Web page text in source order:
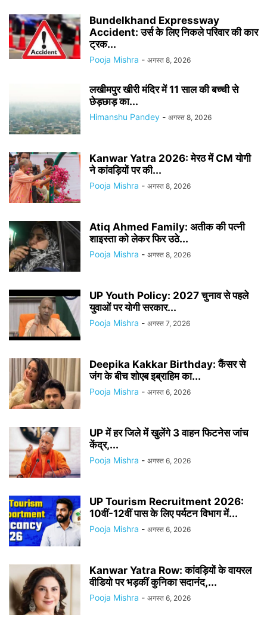
Bundelkhand Expressway
Accident: उर्स के लिए निकले परिवार की कार
ट्रक...
Pooja Mishra - अगस्त 8, 2026
लखीमपुर खीरी मंदिर में 11 साल की बच्ची से
छेड़छाड़ का...
Himanshu Pandey - अगस्त 8, 2026
Kanwar Yatra 2026: मेरठ में CM योगी
ने कांवड़ियों पर की...
Pooja Mishra - अगस्त 8, 2026
Atiq Ahmed Family: अतीक की पत्नी
शाइस्ता को लेकर फिर उठे...
Pooja Mishra - अगस्त 8, 2026
UP Youth Policy: 2027 चुनाव से पहले
युवाओं पर योगी सरकार...
Pooja Mishra - अगस्त 7, 2026
Deepika Kakkar Birthday: कैंसर से
जंग के बीच शोएब इब्राहिम का...
Pooja Mishra - अगस्त 6, 2026
UP में हर जिले में खुलेंगे 3 वाहन फिटनेस जांच
केंद्र,...
Pooja Mishra - अगस्त 6, 2026
UP Tourism Recruitment 2026:
10वीं-12वीं पास के लिए पर्यटन विभाग में...
Pooja Mishra - अगस्त 6, 2026
Kanwar Yatra Row: कांवड़ियों के वायरल
वीडियो पर भड़कीं कुनिका सदानंद,...
Pooja Mishra - अगस्त 6, 2026